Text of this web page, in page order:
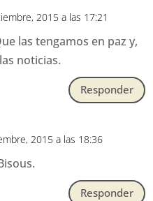
2015 a las 17:21
las tengamos en paz y,
noticias.
Responder
2015 a las 18:36
Responder